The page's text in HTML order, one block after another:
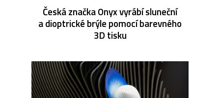
Česká značka Onyx vyrábí sluneční
a dioptrické brýle pomocí barevného
3D tisku